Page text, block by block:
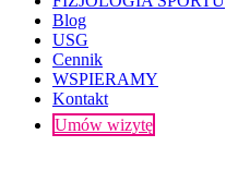
Blog
USG
Cennik
WSPIERAMY
Kontakt
Umów wizytę